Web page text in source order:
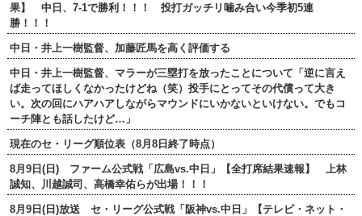
果】 中日、7-1で勝利！！！ 投打ガッチリ噛み合い今季初5連
勝！！！
中日・井上一樹監督、加藤匠馬を高く評価する
中日・井上一樹監督、マラーが三塁打を放ったことについて「逆に言え
ば走ってほしくなかったけどね（笑）投手にとってその代償って大き
い。次の回にハアハアしながらマウンドにいかないといけない。でもコ
ーチ陣とも話したけど…」
現在のセ・リーグ順位表（8月8日終了時点）
8月9日(日) ファーム公式戦「広島vs.中日」【全打席結果速報】 上林
誠知、川越誠司、高橋幸佑らが出場！！！
8月9日(日)放送 セ・リーグ公式戦「阪神vs.中日」【テレビ・ネット・